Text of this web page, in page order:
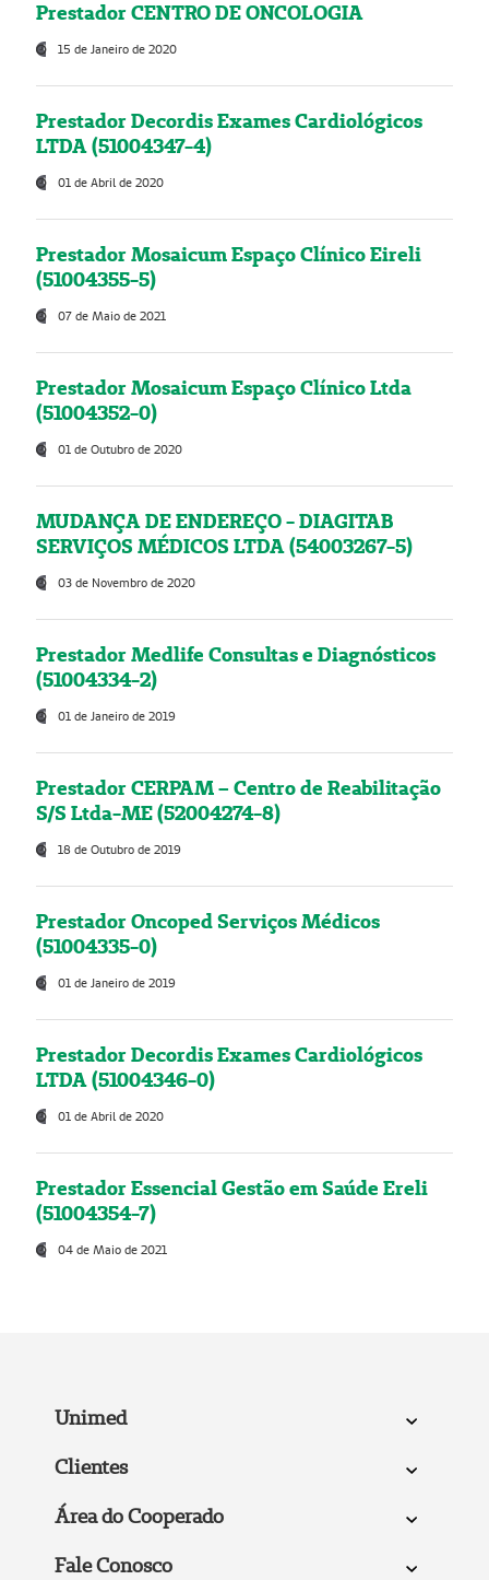
Prestador CENTRO DE ONCOLOGIA
15 de Janeiro de 2020
Prestador Decordis Exames Cardiológicos
LTDA (51004347-4)
01 de Abril de 2020
Prestador Mosaicum Espaço Clínico Eireli
(51004355-5)
07 de Maio de 2021
Prestador Mosaicum Espaço Clínico Ltda
(51004352-0)
01 de Outubro de 2020
MUDANÇA DE ENDEREÇO - DIAGITAB
SERVIÇOS MÉDICOS LTDA (54003267-5)
03 de Novembro de 2020
Prestador Medlife Consultas e Diagnósticos
(51004334-2)
01 de Janeiro de 2019
Prestador CERPAM – Centro de Reabilitação
S/S Ltda-ME (52004274-8)
18 de Outubro de 2019
Prestador Oncoped Serviços Médicos
(51004335-0)
01 de Janeiro de 2019
Prestador Decordis Exames Cardiológicos
LTDA (51004346-0)
01 de Abril de 2020
Prestador Essencial Gestão em Saúde Ereli
(51004354-7)
04 de Maio de 2021
Unimed
Clientes
Área do Cooperado
Fale Conosco